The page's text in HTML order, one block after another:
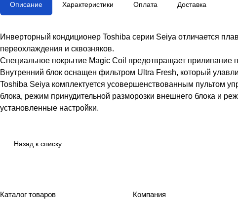
Описание Характеристики Оплата Доставка
Инверторный кондиционер Toshiba серии Seiya отличается
переохлаждения и сквозняков.
Специальное покрытие Magic Coil предотвращает прилипание
Внутренний блок оснащен фильтром Ultra Fresh, который
Toshiba Seiya комплектуется усовершенствованным пультом
блока, режим принудительной разморозки внешнего блока и
установленные настройки.
Назад к списку
Каталог товаров Компания